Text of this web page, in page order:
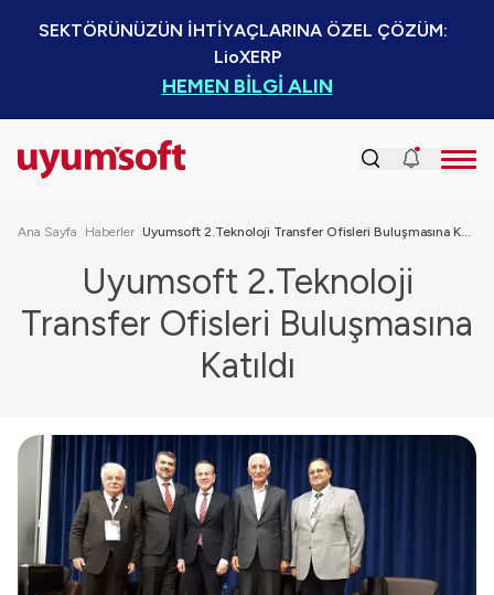
SEKTÖRÜNÜZÜN İHTİYAÇLARINA ÖZEL ÇÖZÜM:
LioXERP
HEMEN BİLGİ ALIN
Ana Sayfa Haberler Uyumsoft 2.Teknoloji Transfer Ofisleri Buluşmasına Katıldı
Uyumsoft 2.Teknoloji
Transfer Ofisleri Buluşmasına
Katıldı